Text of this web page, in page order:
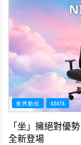
業界動態 ADATA
「坐」擁絕對優勢
全新登場